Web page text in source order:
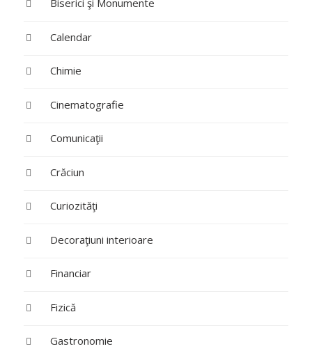
Biserici şi Monumente
Calendar
Chimie
Cinematografie
Comunicaţii
Crăciun
Curiozităţi
Decoraţiuni interioare
Financiar
Fizică
Gastronomie